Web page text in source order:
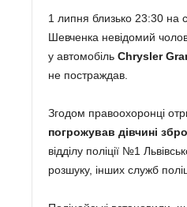
1 липня близько 23:30 на
Шевченка невідомий
у автомобіль Chrysler
не постраждав.
Згодом правоохоронці
погрожував дівчині
відділу поліції №1
розшуку, інших служб